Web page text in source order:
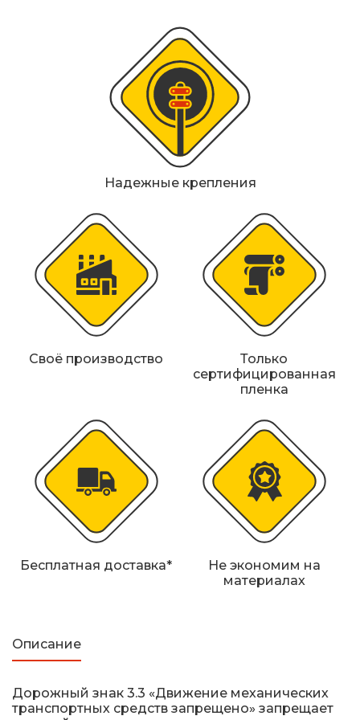
Сферические дорожные зеркала
Светофоры
Светодиодные светофоры T7
Мобильные сигнальные строительные
Знаки безопасности
Знаки магистральных газопроводов
Дорожное оборудование
Железнодорожные путевые знаки
Своё производство
Только
сертифицированная
пленка
Надежные крепления
Бесплатная доставка*
Не экономим на
материалах
Описание
Дорожный знак 3.3 «Движение механических
транспортных средств запрещено» запрещает